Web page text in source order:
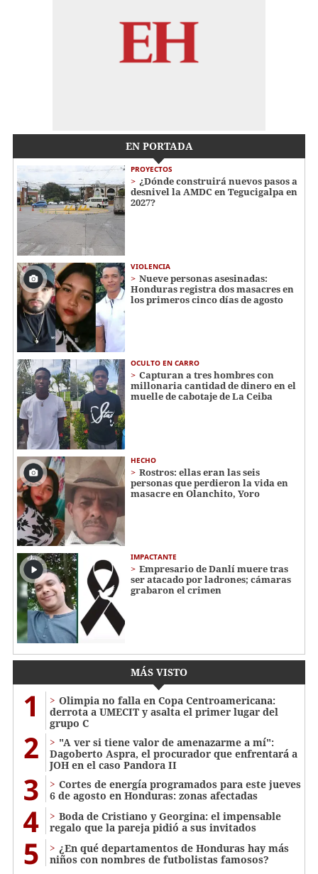
EN PORTADA
PROYECTOS
¿Dónde construirá nuevos pasos a
desnivel la AMDC en Tegucigalpa en
2027?
VIOLENCIA
Nueve personas asesinadas:
Honduras registra dos masacres en
los primeros cinco días de agosto
OCULTO EN CARRO
Capturan a tres hombres con
millonaria cantidad de dinero en el
muelle de cabotaje de La Ceiba
HECHO
Rostros: ellas eran las seis
personas que perdieron la vida en
masacre en Olanchito, Yoro
IMPACTANTE
Empresario de Danlí muere tras
ser atacado por ladrones; cámaras
grabaron el crimen
MÁS VISTO
1
Olimpia no falla en Copa Centroamericana:
derrota a UMECIT y asalta el primer lugar del
grupo C
2
"A ver si tiene valor de amenazarme a mí":
Dagoberto Aspra, el procurador que enfrentará a
JOH en el caso Pandora II
3
Cortes de energía programados para este jueves
6 de agosto en Honduras: zonas afectadas
4
Boda de Cristiano y Georgina: el impensable
regalo que la pareja pidió a sus invitados
5
¿En qué departamentos de Honduras hay más
niños con nombres de futbolistas famosos?